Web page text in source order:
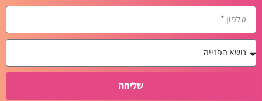
שליחה